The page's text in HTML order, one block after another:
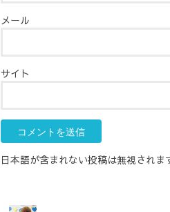
メール
サイト
日本語が含まれない投稿は無視されま